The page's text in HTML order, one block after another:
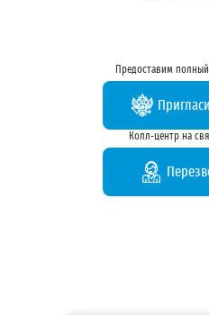
Предоставим
Колл-центр на